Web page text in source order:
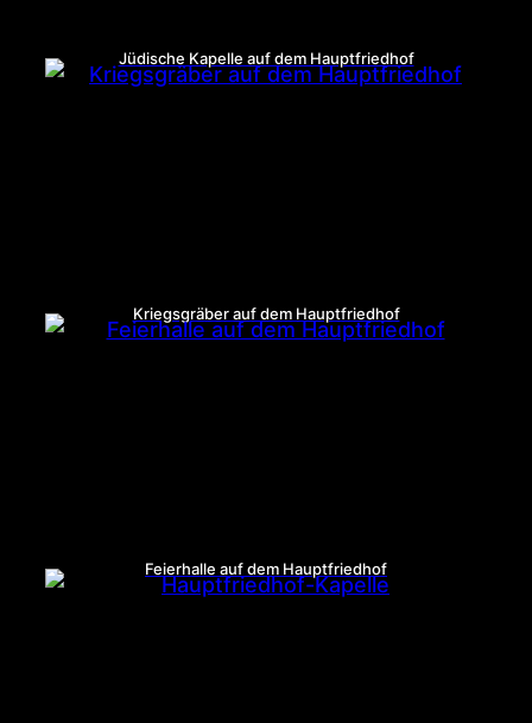
Jüdische Kapelle auf dem Hauptfriedhof
Kriegsgräber auf dem Hauptfriedhof
Feierhalle auf dem Hauptfriedhof